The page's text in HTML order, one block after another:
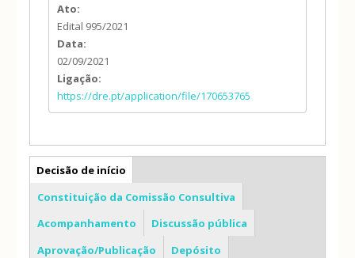
Ato:
Edital 995/2021
Data:
02/09/2021
Ligação:
https://dre.pt/application/file/170653765
PDM
Decisão de início
Constituição da Comissão Consultiva
Acompanhamento
Discussão pública
Aprovação/Publicação
Depósito